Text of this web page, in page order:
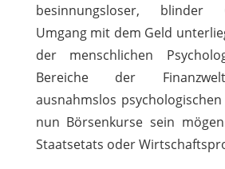
besinnungsloser, blinder
Umgang mit dem Geld
der menschlichen
Bereiche der
ausnahmslos
nun Börsenkurse sein
Staatsetats oder